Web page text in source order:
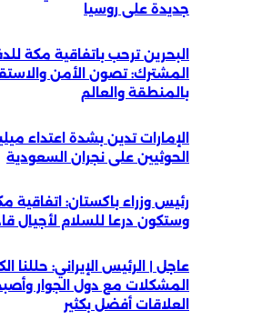
جديدة على روسيا
البحرين ترحب باتفاقية مكة
المشترك: تصون الأمن
بالمنطقة والعالم
الإمارات تدين بشدة اعتداء
الحوثيين على نجران السعودية
رئيس وزراء باكستان: اتفاقية
وستكون درعا للسلام لأجيال
عاجل | الرئيس الإيراني: حللنا
المشكلات مع دول الجوار
العلاقات أفضل بكثير